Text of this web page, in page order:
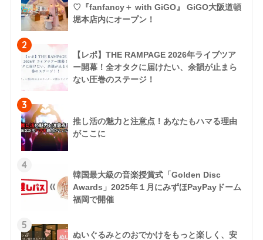
♡『fanfancy＋ with GiGO』 GiGO大阪道頓
堀本店内にオープン！
2
【レポ】THE RAMPAGE 2026年ライブツア
ー開幕！全オタクに届けたい、余韻が止まら
ない圧巻のステージ！
3
推し活の魅力と注意点！あなたもハマる理由
がここに
4
韓国最大級の音楽授賞式「Golden Disc
Awards」2025年１月にみずほPayPayドーム
福岡で開催
5
ぬいぐるみとのおでかけをもっと楽しく、安